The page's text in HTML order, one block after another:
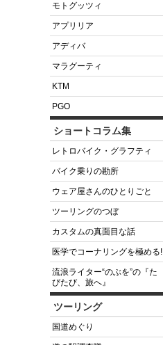
モトグッツィ
アプリリア
アディバ
マラグーティ
KTM
PGO
ショートコラム集
レトロバイク・グラフティ
バイク乗りの勘所
ウェア屋さんのひとりごと
ツーリングのつぼ
カスタムの真面目な話
医学でコーナリングを極める!
流浪ライター“のぶを”の『た
びたび、旅へ』
ツーリング
国道めぐり